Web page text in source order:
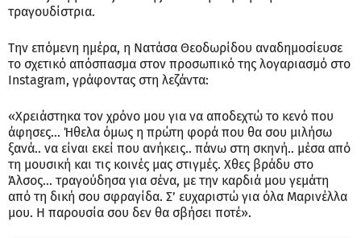
τραγουδίστρια.
Την επόμενη ημέρα, η Νατάσα Θεοδωρίδου αναδημοσίευσε
το σχετικό απόσπασμα στον προσωπικό της λογαριασμό στο
Instagram, γράφοντας στη λεζάντα:
«Χρειάστηκα τον χρόνο μου για να αποδεχτώ το κενό που
άφησες… Ήθελα όμως η πρώτη φορά που θα σου μιλήσω
ξανά.. να είναι εκεί που ανήκεις.. πάνω στη σκηνή.. μέσα από
τη μουσική και τις κοινές μας στιγμές. Χθες βράδυ στο
Άλσος… τραγούδησα για σένα, με την καρδιά μου γεμάτη
από τη δική σου σφραγίδα. Σ’ ευχαριστώ για όλα Μαρινέλλα
μου. Η παρουσία σου δεν θα σβήσει ποτέ».